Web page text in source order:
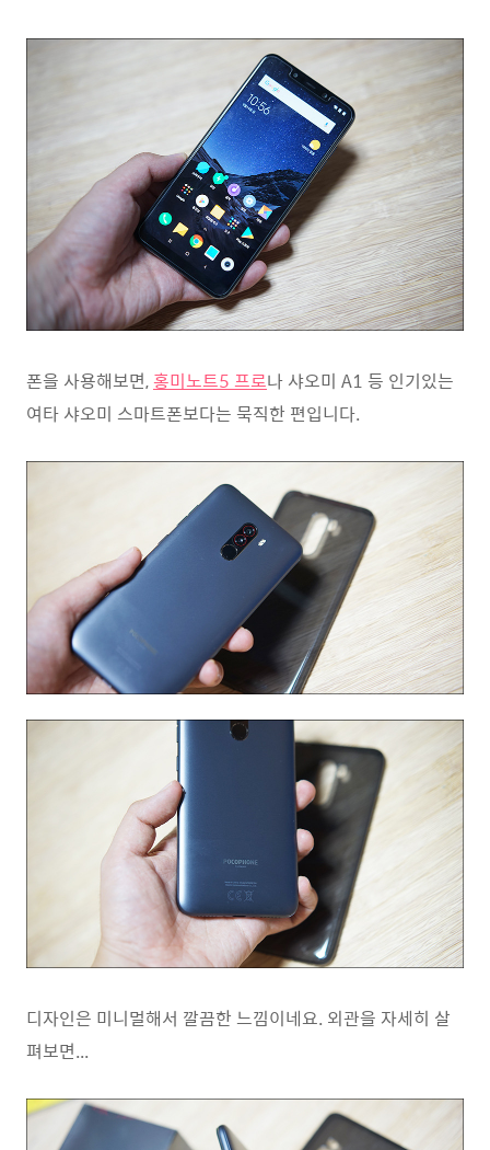
폰을 사용해보면,홍미노트5 프로나 샤오미 A1 등 인기있는
여타 샤오미 스마트폰보다는 묵직한 편입니다.
디자인은 미니멀해서 깔끔한 느낌이네요. 외관을 자세히 살
펴보면...